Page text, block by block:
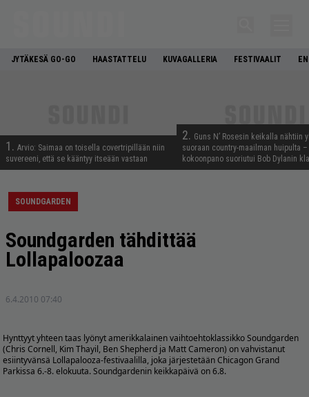
JYTÄKESÄ GO-GO HAASTATTELU KUVAGALLERIA FESTIVAALIT
1. Arvio: Saimaa on toisella covertripillään niin
suvereeni, että se kääntyy itseään vastaan
2. Guns N’ Rosesin keikalla nähtiin
suoraan country-maailman huipulta
kokoonpano suoriutui Bob Dylanin
SOUNDGARDEN
Soundgarden tähdittää
Lollapaloozaa
6.4.2010 07:40
Hynttyyt yhteen taas lyönyt amerikkalainen vaihtoehtoklassikko Soundgarden
(Chris Cornell, Kim Thayil, Ben Shepherd ja Matt Cameron) on vahvistanut
esiintyvänsä Lollapalooza-festivaalilla, joka järjestetään Chicagon Grand
Parkissa 6.-8. elokuuta. Soundgardenin keikkapäivä on 6.8.